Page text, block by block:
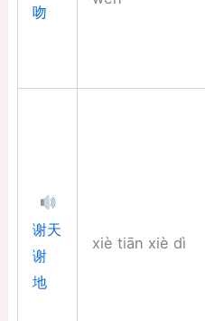
吻
谢天
谢
地
xiè tiān xiè dì